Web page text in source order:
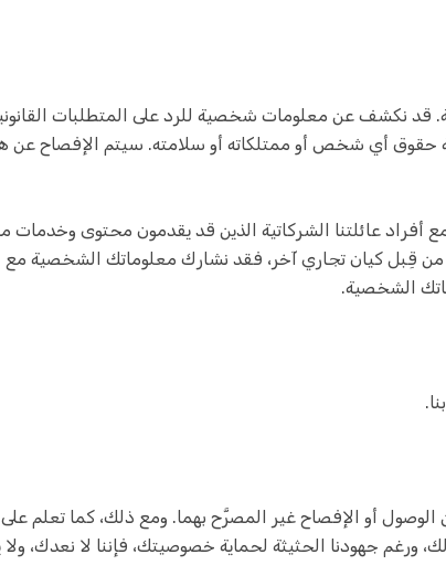
قد نكشف عن معلومات شخصية للرد على المتطلبات
حقوق أي شخص أو ممتلكاته أو سلامته. سيتم الإفصاح عن
أفراد عائلتنا الشركاتية الذين قد يقدمون محتوى وخدمات
من قِبل كيان تجاري آخر، فقد نشارك معلوماتك الشخصية مع
الشخصية.
أو الإفصاح غير المصرَّح بهما. ومع ذلك، كما تعلم على
جهودنا الحثيثة لحماية خصوصيتك، فإننا لا نعدك، ولا